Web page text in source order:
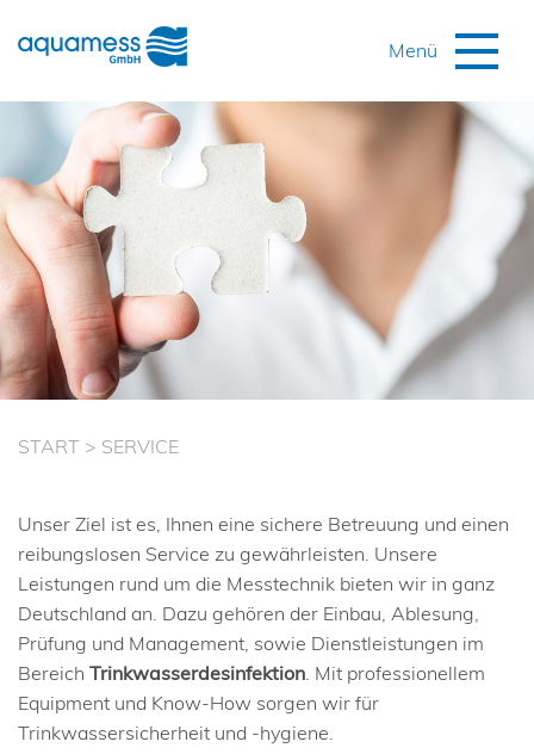
START > SERVICE
Unser Ziel ist es, Ihnen eine sichere Betreuung und einen
reibungslosen Service zu gewährleisten. Unsere
Leistungen rund um die Messtechnik bieten wir in ganz
Deutschland an. Dazu gehören der Einbau, Ablesung,
Prüfung und Management, sowie Dienstleistungen im
Bereich Trinkwasserdesinfektion. Mit professionellem
Equipment und Know-How sorgen wir für
Trinkwassersicherheit und -hygiene.